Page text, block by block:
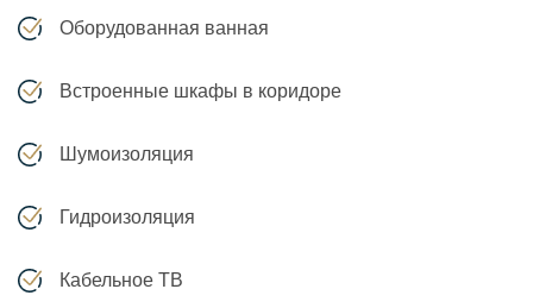
Оборудованная ванная
Встроенные шкафы в коридоре
Шумоизоляция
Гидроизоляция
Кабельное ТВ